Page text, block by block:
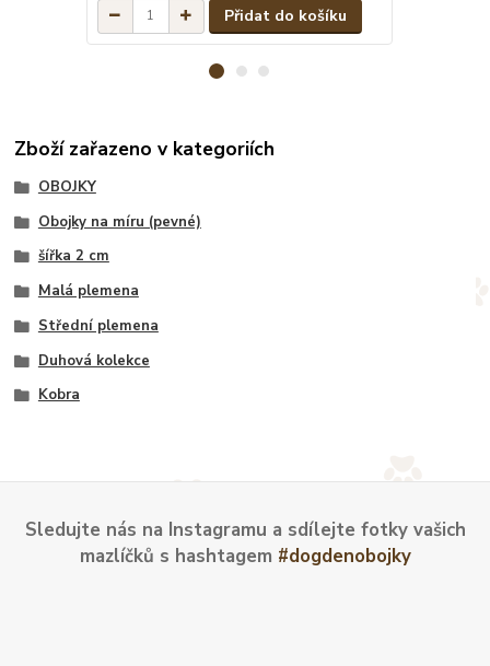
Přidat do košíku
Zboží zařazeno v kategoriích
OBOJKY
Obojky na míru (pevné)
šířka 2 cm
Malá plemena
Střední plemena
Duhová kolekce
Kobra
Sledujte nás na Instagramu a sdílejte fotky vašich
mazlíčků s hashtagem #dogdenobojky